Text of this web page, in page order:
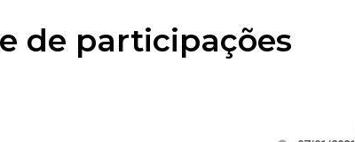
de participações